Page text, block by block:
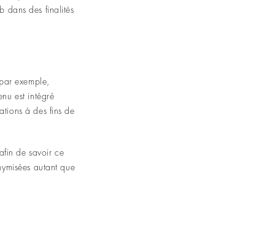
dans des finalités
exemple,
est intégré
à des fins de
de savoir ce
autant que